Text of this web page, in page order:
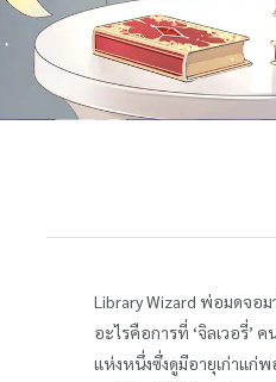
Library Wizard พ่อมดจอม
อะไรคือการที่ ‘จิลเวอรี่’
แห่งหนึ่งซึ่งดูมีอายุเก่าแก่